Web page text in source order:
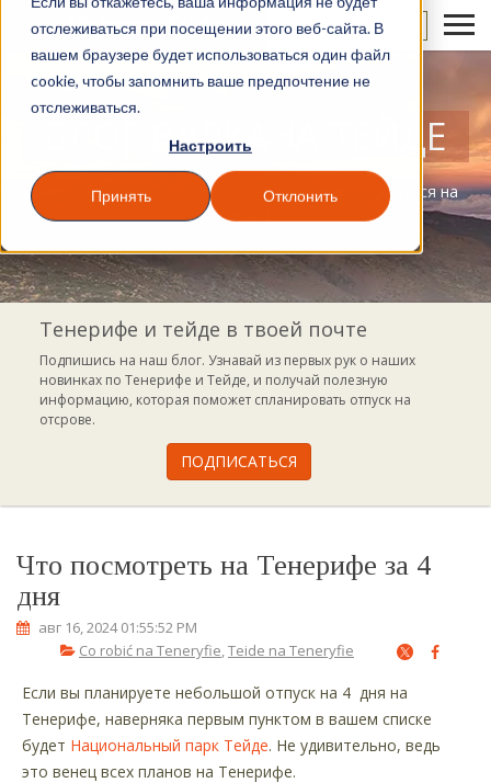
отслеживаться при посещении этого веб-сайта. В
вашем браузере будет использоваться один файл
cookie, чтобы запомнить ваше предпочтение не
отслеживаться.
Настроить
Принять Отклонить
БЛОГ ВУЛКАНА ТЕЙДЕ
Блог, где можно найти все, чем ты можешь заняться на
Тенерифе
Тенерифе и тейде в твоей почте
Подпишись на наш блог. Узнавай из первых рук о наших
новинках по Тенерифе и Тейде, и получай полезную
информацию, которая поможет спланировать отпуск на
отсрове.
Что посмотреть на Тенерифе за 4
дня
авг 16, 2024 01:55:52 PM
Co robić na Teneryfie,Teide na Teneryfie
Если вы планируете небольшой отпуск на 4 дня на
Тенерифе, наверняка первым пунктом в вашем списке
будет Национальный парк Тейде. Не удивительно, ведь
это венец всех планов на Тенерифе.